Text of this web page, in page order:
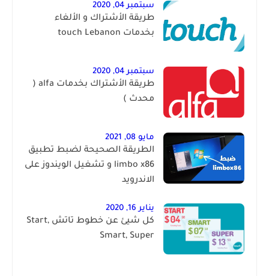
سبتمبر 04, 2020
طريقة الأشتراك و الألغاء
بخدمات touch Lebanon
سبتمبر 04, 2020
طريقة الأشتراك بخدمات alfa (
محدث )
مايو 08, 2021
الطريقة الصحيحة لضبط تطبيق
limbo x86 و تشغيل الويندوز على
الاندرويد
يناير 16, 2020
كل شيئ عن خطوط تاتش Start,
Smart, Super